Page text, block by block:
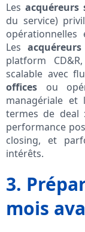
Lesacquéreurs
du service)
opérationnelles
Les
platform
scalable avec
offices ou
managériale
termes de deal
performance
closing, et
intérêts.
3.
mois